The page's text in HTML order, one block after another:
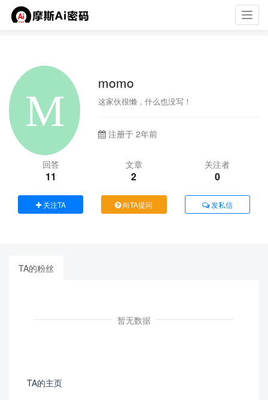
momo
这家伙很懒，什么也没写！
注册于 2年前
回答
11
文章
2
关注者
0
关注TA 向TA提问 发私信
TA的粉丝
暂无数据
TA的主页